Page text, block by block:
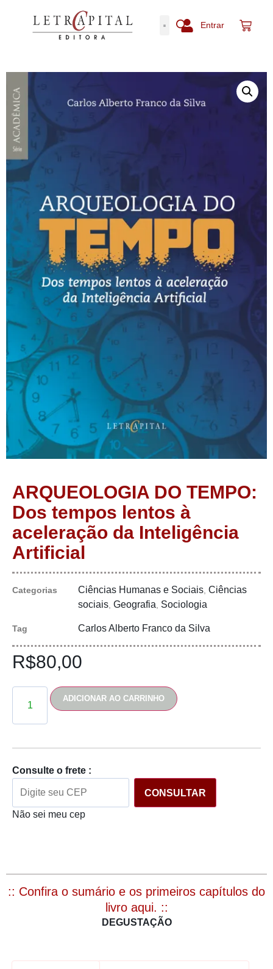
Entrar
ARQUEOLOGIA DO TEMPO:
Dos tempos lentos à
aceleração da Inteligência
Artificial
Categorias Ciências Humanas e Sociais, Ciências
sociais, Geografia, Sociologia
Tag Carlos Alberto Franco da Silva
R$80,00
ADICIONAR AO CARRINHO
Consulte o frete :
CONSULTAR
Não sei meu cep
:: Confira o sumário e os primeiros capítulos do
livro aqui. ::
DEGUSTAÇÃO